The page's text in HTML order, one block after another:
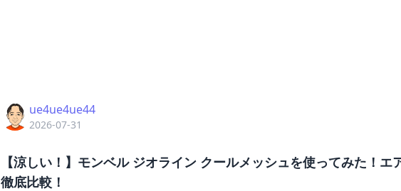
ue4ue4ue44
2026-07-31
【涼しい！】モンベル ジオライン クールメッシュを使ってみた！エ
徹底比較！